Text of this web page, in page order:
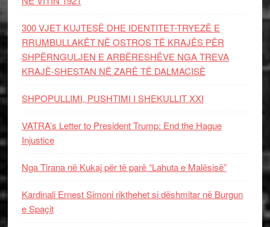
300 VJET KUJTESË DHE IDENTITET-TRYEZË E
RRUMBULLAKËT NË OSTROS TË KRAJËS PËR
SHPËRNGULJEN E ARBËRESHËVE NGA TREVA
KRAJË-SHESTAN NË ZARË TË DALMACISË
SHPOPULLIMI, PUSHTIMI I SHEKULLIT XXI
VATRA’s Letter to President Trump: End the Hague
Injustice
Nga Tirana në Kukaj për të parë “Lahuta e Malësisë”
Kardinali Ernest Simoni rikthehet si dëshmitar në Burgun
e Spaçit